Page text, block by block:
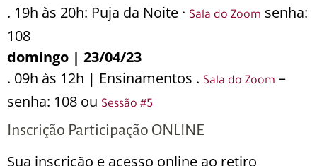
. 19h às 20h: Puja da Noite · Sala do Zoom senha:
108
domingo | 23/04/23
. 09h às 12h | Ensinamentos . Sala do Zoom –
senha: 108 ou Sessão #5
Inscrição Participação ONLINE
Sua inscrição e acesso online ao retiro